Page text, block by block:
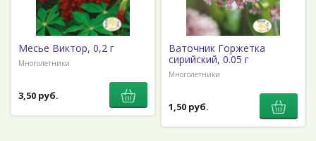
Месье Виктор, 0,2 г
Многолетники
3,50 руб.
Ваточник Горжетка
сирийский, 0.05 г
Многолетники
1,50 руб.